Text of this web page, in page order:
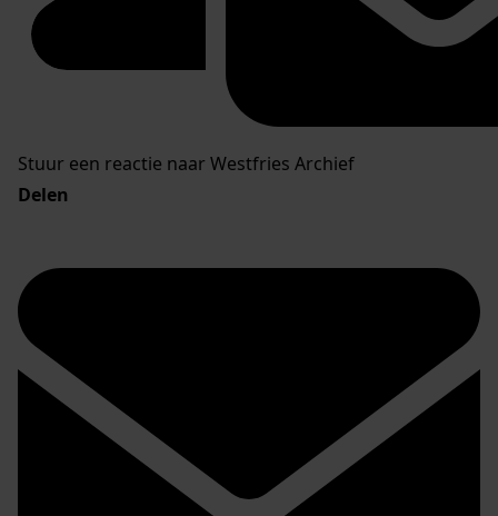
Stuur een reactie naar Westfries Archief
Delen